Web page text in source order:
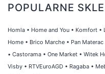
POPULARNE
Homla • Home and You • Komfort •
Home • Brico Marche • Pan Materac
• Castorama • One Market • Witek
Visby • RTVEuroAGD • Ragaba •